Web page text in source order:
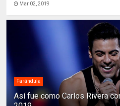
Mar 02, 2019
Farándula
Así fue como Carlos Rivera